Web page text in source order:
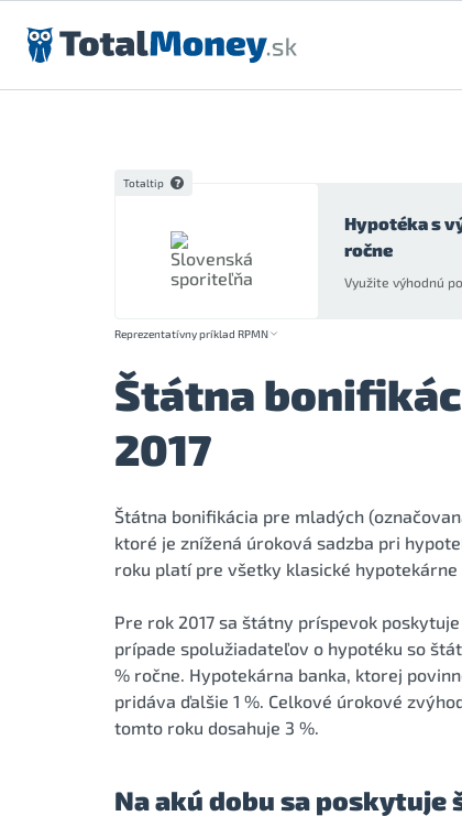
Preskočiť na obsah
Totaltip
Hypotéka s
ročne
Využite výhodnú
Reprezentatívny príklad RPMN
Štátna
2017
Štátna bonifikácia pre mladých
ktoré je znížená úroková sadzba pri
roku platí pre všetky klasické
Pre rok 2017 sa štátny príspevok
prípade spolužiadateľov o hypotéku so
% ročne. Hypotekárna banka, ktorej
pridáva ďalšie 1 %. Celkové úrokové
tomto roku dosahuje 3 %.
Na akú dobu sa